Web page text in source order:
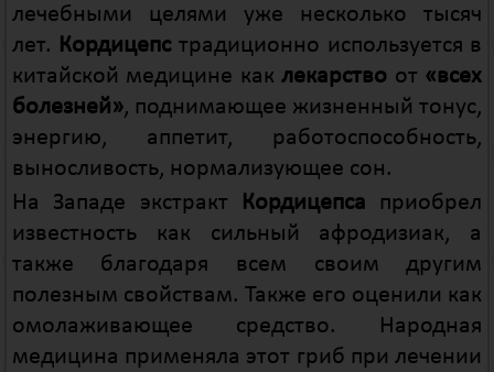
лечебными целями уже несколько тысяч
лет. Кордицепстрадиционно используется в
китайской медицине каклекарство от «всех
болезней», поднимающее жизненный тонус,
энергию, аппетит, работоспособность,
выносливость, нормализующее сон.
На Западе экстракт Кордицепса приобрел
известность как сильный афродизиак, а
также благодаря всем своим другим
полезным свойствам. Также его оценили как
омолаживающее средство. Народная
медицина применяла этот гриб при лечении